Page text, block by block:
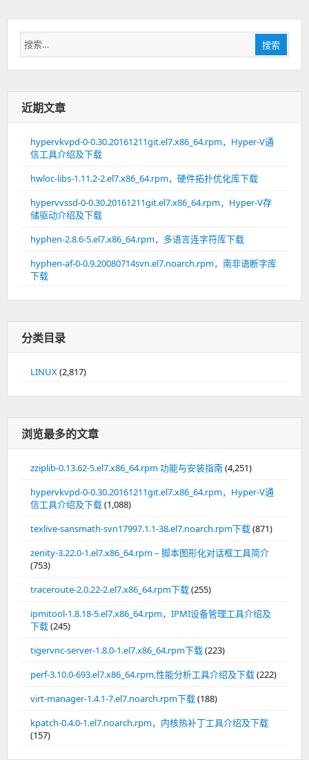
搜
索：
搜索
近期文章
hypervkvpd-0-0.30.20161211git.el7.x86_64.rpm，Hyper-V通
信工具介绍及下载
hwloc-libs-1.11.2-2.el7.x86_64.rpm，硬件拓扑优化库下载
hypervvssd-0-0.30.20161211git.el7.x86_64.rpm，Hyper-V存
储驱动介绍及下载
hyphen-2.8.6-5.el7.x86_64.rpm，多语言连字符库下载
hyphen-af-0-0.9.20080714svn.el7.noarch.rpm，南非语断字库
下载
分类目录
LINUX(2,817)
浏览最多的文章
zziplib-0.13.62-5.el7.x86_64.rpm 功能与安装指南(4,251)
hypervkvpd-0-0.30.20161211git.el7.x86_64.rpm，Hyper-V通
信工具介绍及下载(1,088)
texlive-sansmath-svn17997.1.1-38.el7.noarch.rpm下载(871)
zenity-3.22.0-1.el7.x86_64.rpm – 脚本图形化对话框工具简介
(753)
traceroute-2.0.22-2.el7.x86_64.rpm下载(255)
ipmitool-1.8.18-5.el7.x86_64.rpm，IPMI设备管理工具介绍及
下载(245)
tigervnc-server-1.8.0-1.el7.x86_64.rpm下载(223)
perf-3.10.0-693.el7.x86_64.rpm,性能分析工具介绍及下载(222)
virt-manager-1.4.1-7.el7.noarch.rpm下载(188)
kpatch-0.4.0-1.el7.noarch.rpm，内核热补丁工具介绍及下载
(157)